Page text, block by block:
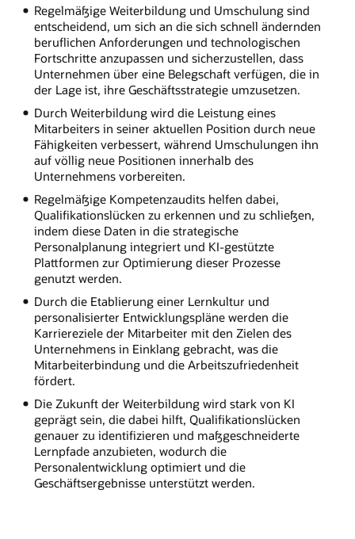
Regelmäßige Weiterbildung und Umschulung sind
entscheidend, um sich an die sich schnell ändernden
beruflichen Anforderungen und technologischen
Fortschritte anzupassen und sicherzustellen, dass
Unternehmen über eine Belegschaft verfügen, die in
der Lage ist, ihre Geschäftsstrategie umzusetzen.
Durch Weiterbildung wird die Leistung eines
Mitarbeiters in seiner aktuellen Position durch neue
Fähigkeiten verbessert, während Umschulungen ihn
auf völlig neue Positionen innerhalb des
Unternehmens vorbereiten.
Regelmäßige Kompetenzaudits helfen dabei,
Qualifikationslücken zu erkennen und zu schließen,
indem diese Daten in die strategische
Personalplanung integriert und KI-gestützte
Plattformen zur Optimierung dieser Prozesse
genutzt werden.
Durch die Etablierung einer Lernkultur und
personalisierter Entwicklungspläne werden die
Karriereziele der Mitarbeiter mit den Zielen des
Unternehmens in Einklang gebracht, was die
Mitarbeiterbindung und die Arbeitszufriedenheit
fördert.
Die Zukunft der Weiterbildung wird stark von KI
geprägt sein, die dabei hilft, Qualifikationslücken
genauer zu identifizieren und maßgeschneiderte
Lernpfade anzubieten, wodurch die
Personalentwicklung optimiert und die
Geschäftsergebnisse unterstützt werden.